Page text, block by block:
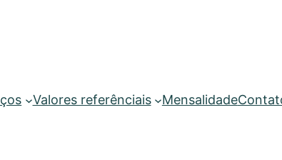
Valores referênciais Mensalidade